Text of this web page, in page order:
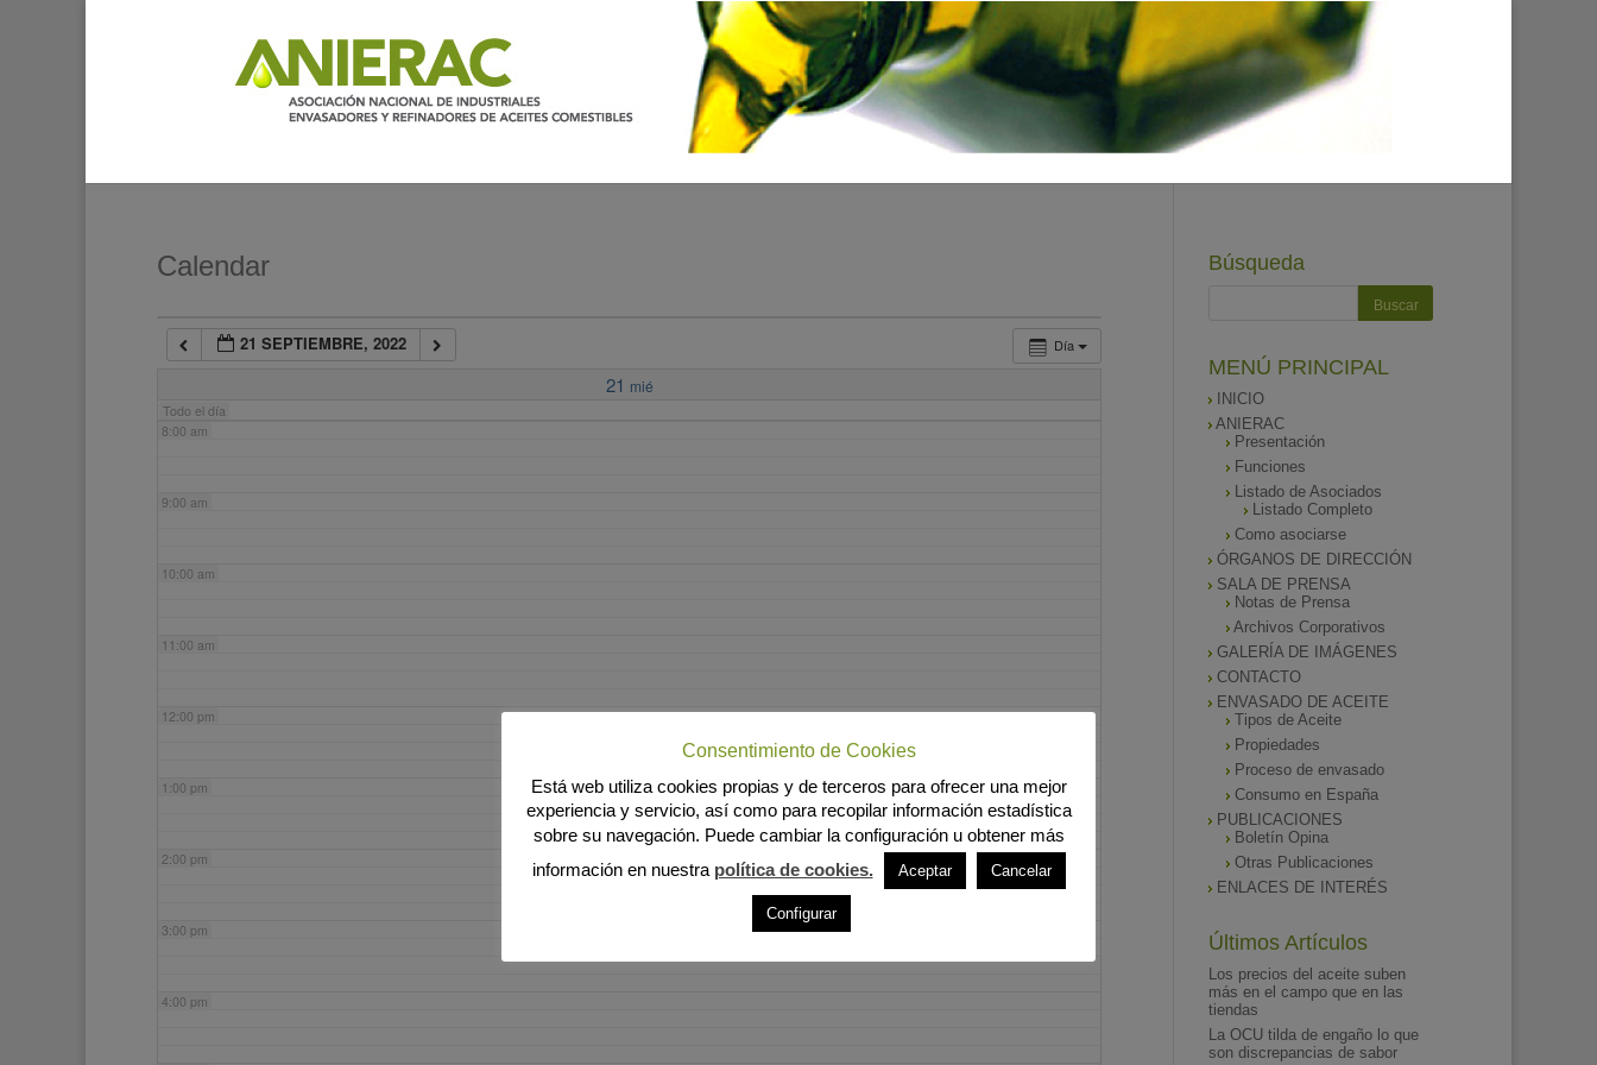
Calendar
Día
21 SEPTIEMBRE, 2022
21 mié
Todo el día
7:00 am
8:00 am
9:00 am
10:00 am
11:00 am
12:00 pm
1:00 pm
2:00 pm
3:00 pm
4:00 pm
Búsqueda
MENÚ PRINCIPAL
INICIO
ANIERAC
Presentación
Funciones
Listado de Asociados
Listado Completo
Como asociarse
ÓRGANOS DE DIRECCIÓN
SALA DE PRENSA
Notas de Prensa
Archivos Corporativos
GALERÍA DE IMÁGENES
CONTACTO
ENVASADO DE ACEITE
Tipos de Aceite
Propiedades
Proceso de envasado
Consumo en España
PUBLICACIONES
Boletín Opina
Otras Publicaciones
ENLACES DE INTERÉS
Últimos Artículos
Los precios del aceite suben
más en el campo que en las
tiendas
La OCU tilda de engaño lo que
son discrepancias de sabor
Consentimiento de Cookies
Está web utiliza cookies propias y de terceros para ofrecer una mejor
experiencia y servicio, así como para recopilar información estadística
sobre su navegación. Puede cambiar la configuración u obtener más
información en nuestra política de cookies. Aceptar Cancelar
Configurar